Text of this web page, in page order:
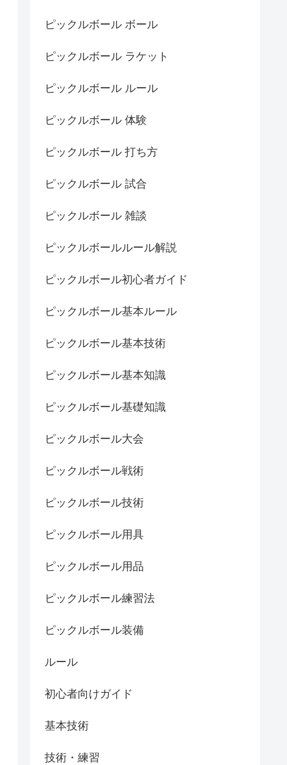
ピックルボール ボール
ピックルボール ラケット
ピックルボール ルール
ピックルボール 体験
ピックルボール 打ち方
ピックルボール 試合
ピックルボール 雑談
ピックルボールルール解説
ピックルボール初心者ガイド
ピックルボール基本ルール
ピックルボール基本技術
ピックルボール基本知識
ピックルボール基礎知識
ピックルボール大会
ピックルボール戦術
ピックルボール技術
ピックルボール用具
ピックルボール用品
ピックルボール練習法
ピックルボール装備
ルール
初心者向けガイド
基本技術
技術・練習